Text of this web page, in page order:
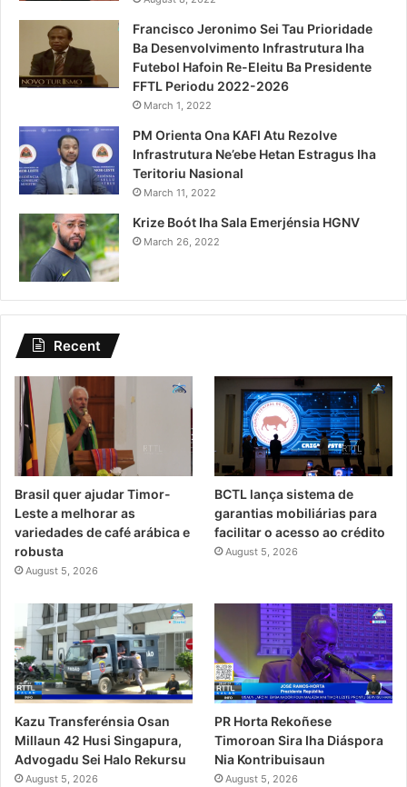
Francisco Jeronimo Sei Tau Prioridade
Ba Desenvolvimento Infrastrutura Iha
Futebol Hafoin Re-Eleitu Ba Presidente
FFTL Periodu 2022-2026
March 1, 2022
PM Orienta Ona KAFI Atu Rezolve
Infrastrutura Ne’ebe Hetan Estragus Iha
Teritoriu Nasional
March 11, 2022
Krize Boót Iha Sala Emerjénsia HGNV
March 26, 2022
Recent
Brasil quer ajudar Timor-
Leste a melhorar as
variedades de café arábica e
robusta
August 5, 2026
BCTL lança sistema de
garantias mobiliárias para
facilitar o acesso ao crédito
August 5, 2026
Kazu Transferénsia Osan
Millaun 42 Husi Singapura,
Advogadu Sei Halo Rekursu
August 5, 2026
PR Horta Rekoñese
Timoroan Sira Iha Diáspora
Nia Kontribuisaun
August 5, 2026